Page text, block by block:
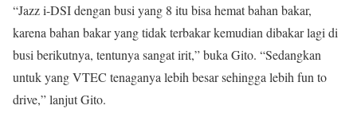
“Jazz i-DSI dengan busi yang 8 itu bisa hemat bahan bakar,
karena bahan bakar yang tidak terbakar kemudian dibakar lagi di
busi berikutnya, tentunya sangat irit,” buka Gito. “Sedangkan
untuk yang VTEC tenaganya lebih besar sehingga lebih fun to
drive,” lanjut Gito.